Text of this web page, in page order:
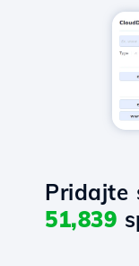
Pridajte
51,839